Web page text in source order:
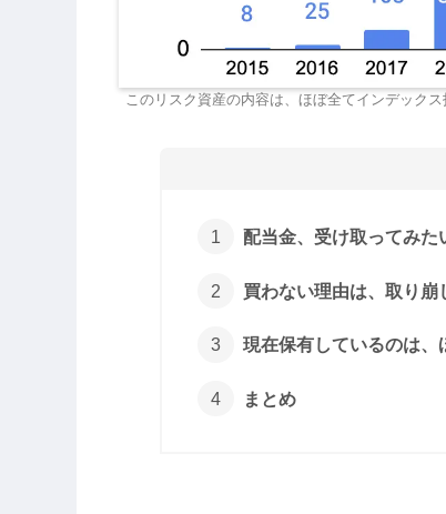
このリスク資産の内容は、ほぼ全てインデックス
配当金、受け取ってみた
買わない理由は、取り
現在保有しているのは、
まとめ